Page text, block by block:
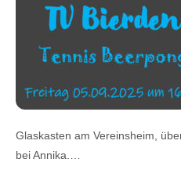
Glaskasten am Vereinsheim,
bei Annika.…